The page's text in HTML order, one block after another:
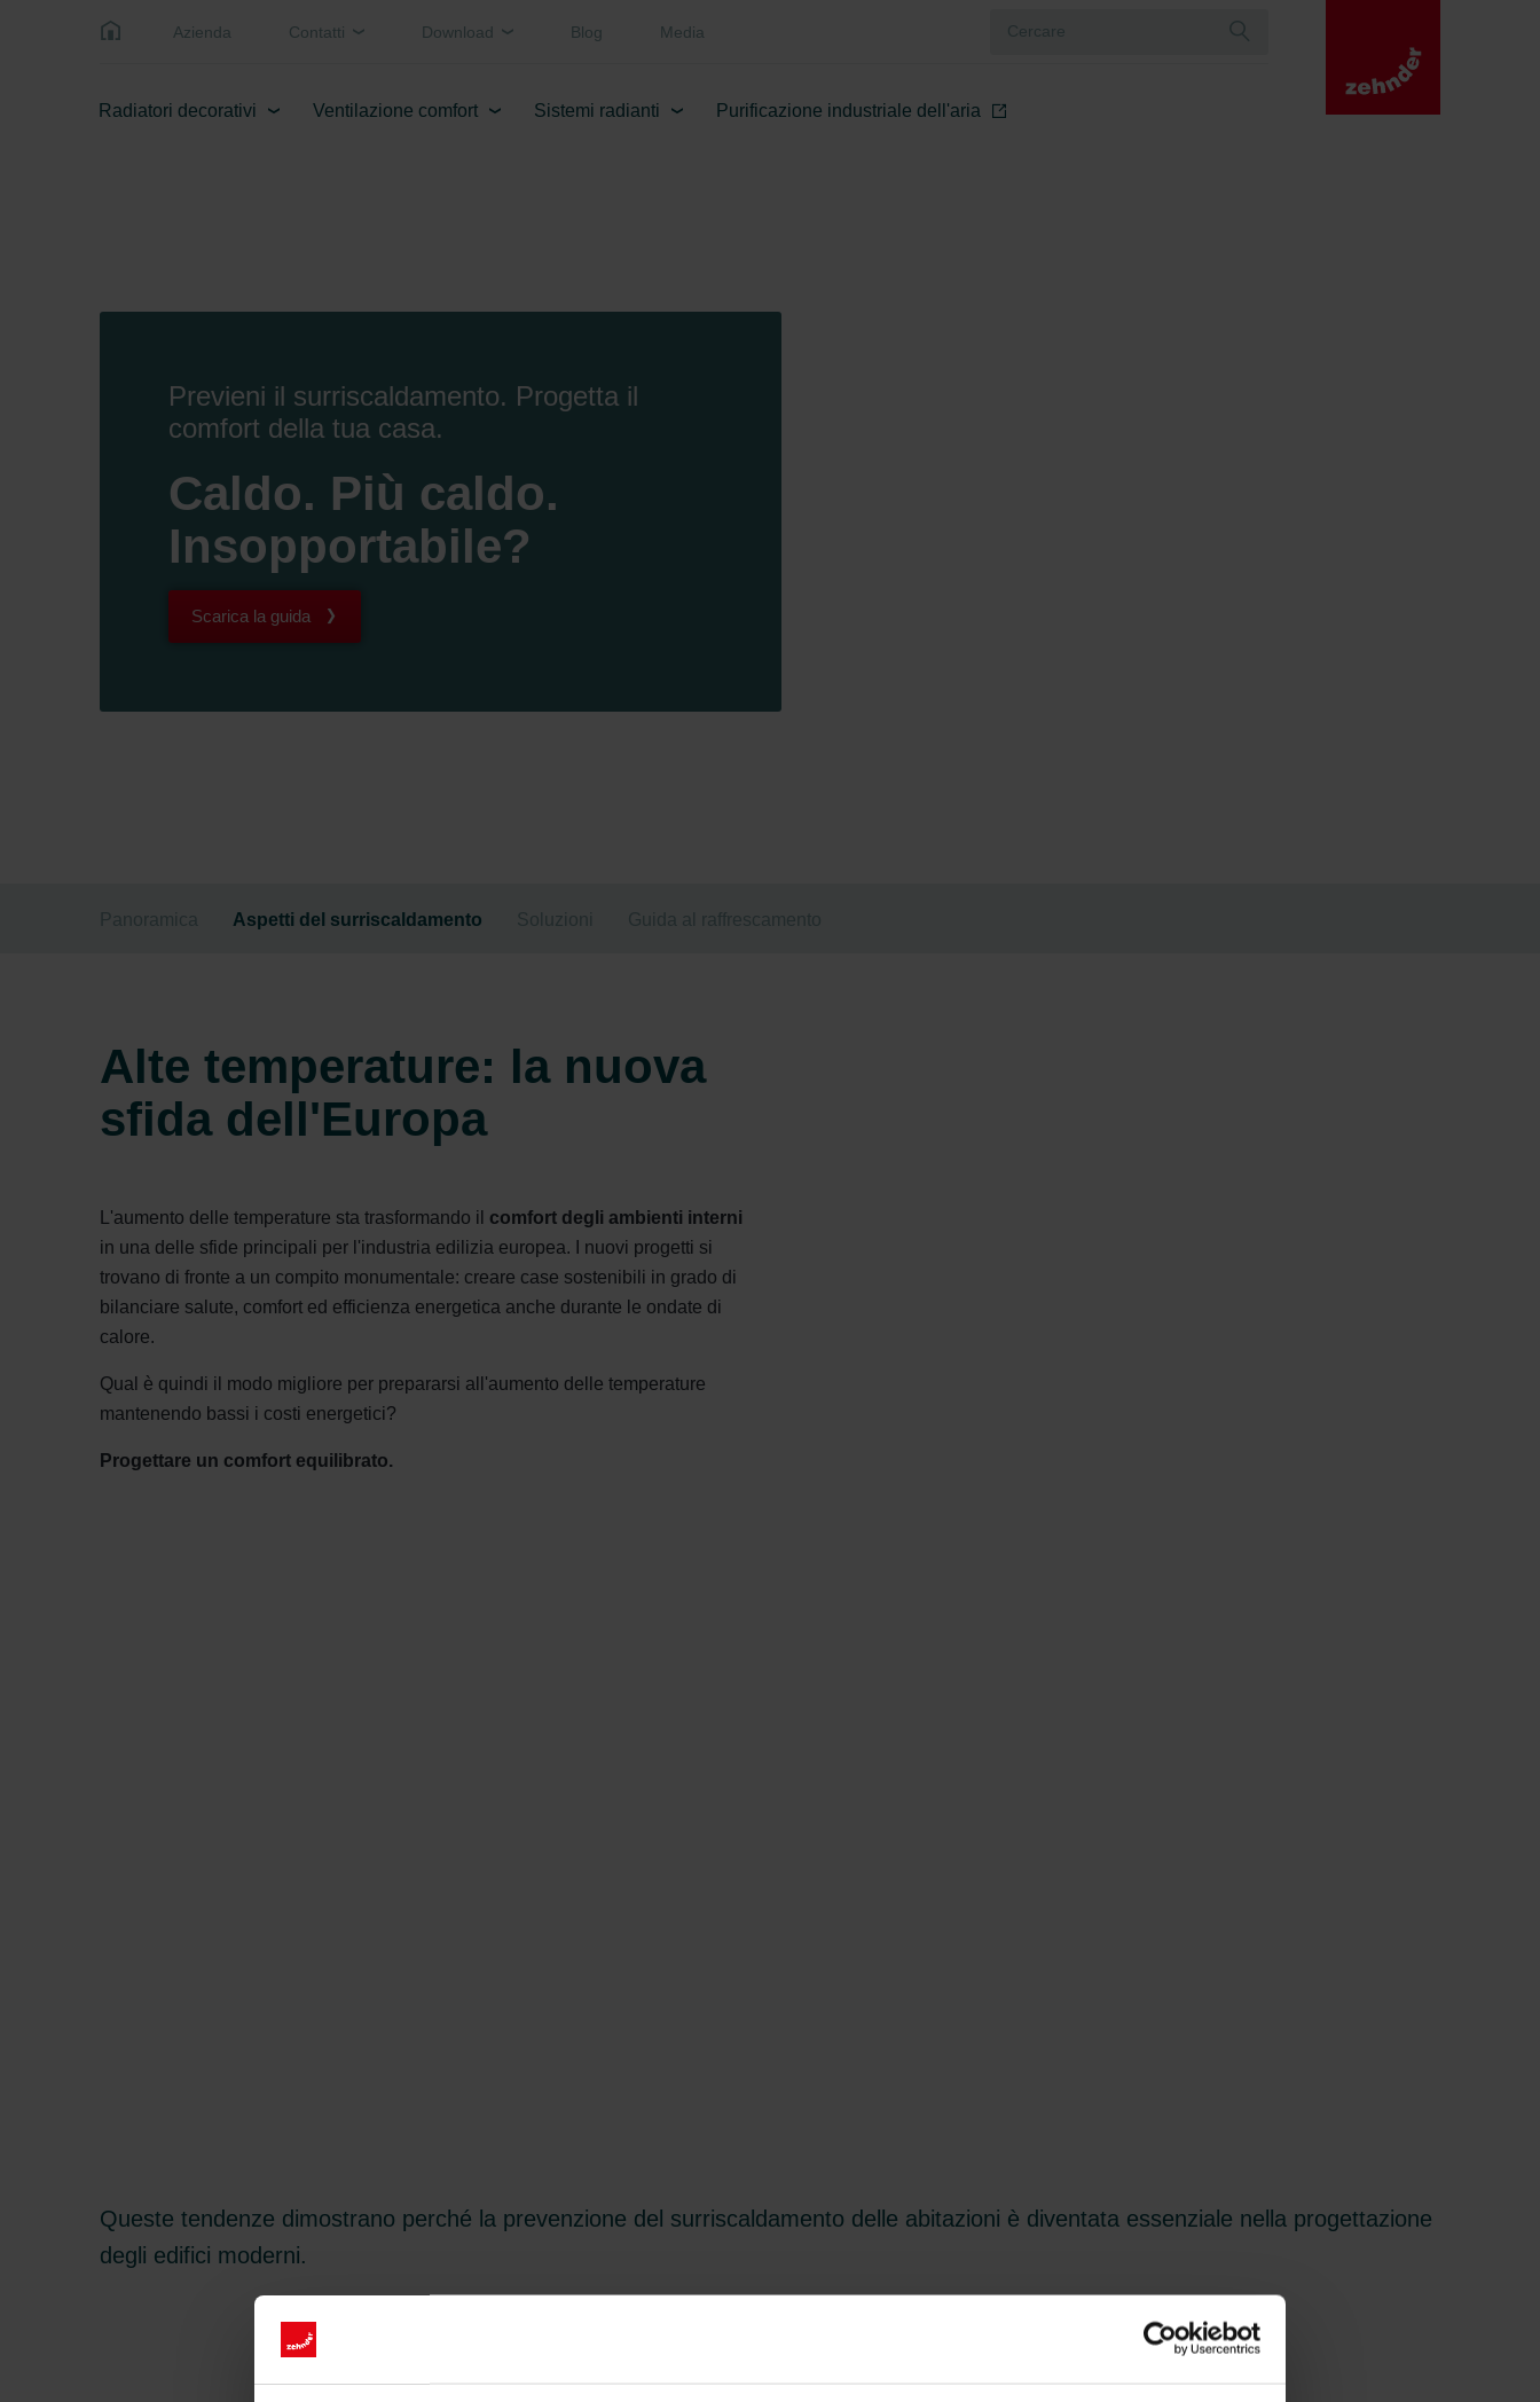
Azienda Contatti Download Blog Media
Radiatori decorativi Ventilazione comfort Sistemi radianti Purificazione industriale dell'aria
Previeni il surriscaldamento. Progetta il
comfort della tua casa.
Caldo. Più caldo.
Insopportabile?
Scarica la guida
Panoramica Aspetti del surriscaldamento Soluzioni Guida al raffrescamento
Alte temperature: la nuova
sfida dell'Europa
L'aumento delle temperature sta trasformando il comfort degli ambienti interni
in una delle sfide principali per l'industria edilizia europea. I nuovi progetti si
trovano di fronte a un compito monumentale: creare case sostenibili in grado di
bilanciare salute, comfort ed efficienza energetica anche durante le ondate di
calore.
Qual è quindi il modo migliore per prepararsi all'aumento delle temperature
mantenendo bassi i costi energetici?
Progettare un comfort equilibrato.
Queste tendenze dimostrano perché la prevenzione del surriscaldamento delle abitazioni è diventata essenziale nella progettazione
degli edifici moderni.